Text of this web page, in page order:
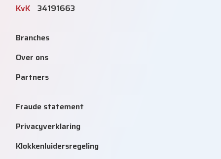
KvK 34191663
Branches
Over ons
Partners
Fraude statement
Privacyverklaring
Klokkenluidersregeling